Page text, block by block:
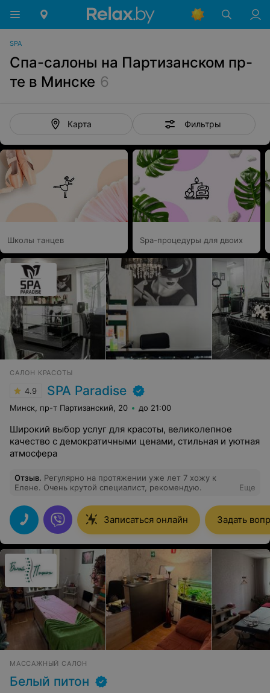
SPA
Спа-салоны на Партизанском пр-
те в Минске 6
Карта Фильтры
Школы танцев Spa-процедуры для двоих
САЛОН КРАСОТЫ
4.9 SPA Paradise
Минск, пр-т Партизанский, 20 до 21:00
Широкий выбор услуг для красоты, великолепное
качество с демократичными ценами, стильная и уютная
атмосфера
Отзыв. Регулярно на протяжении уже лет 7 хожу к
Елене. Очень крутой специалист, рекомендую.
Еще
Записаться онлайн Задать
МАССАЖНЫЙ САЛОН
Белый питон